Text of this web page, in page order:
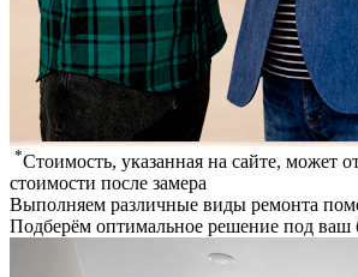
*Стоимость, указанная на сайте, может
стоимости после замера
Выполняем различные виды ремонта
Подберём оптимальное решение под ваш